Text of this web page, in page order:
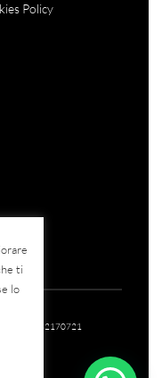
Policy
07582170721
ti
lo